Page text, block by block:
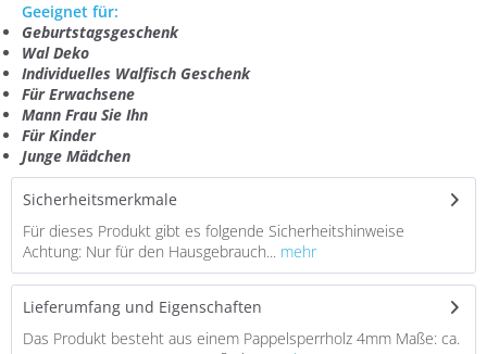
Geeignet für:
Geburtstagsgeschenk
Wal Deko
Individuelles Walfisch Geschenk
Für Erwachsene
Mann Frau Sie Ihn
Für Kinder
Junge Mädchen
Sicherheitsmerkmale
Für dieses Produkt gibt es folgende Sicherheitshinweise
Achtung: Nur für den Hausgebrauch... mehr
Lieferumfang und Eigenschaften
Das Produkt besteht aus einem Pappelsperrholz 4mm Maße: ca.